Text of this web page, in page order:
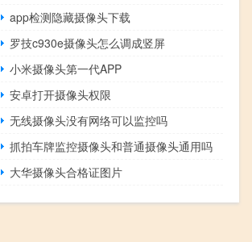
app检测隐藏摄像头下载
罗技c930e摄像头怎么调成竖屏
小米摄像头第一代APP
安卓打开摄像头权限
无线摄像头没有网络可以监控吗
抓拍车牌监控摄像头和普通摄像头通用吗
大华摄像头合格证图片